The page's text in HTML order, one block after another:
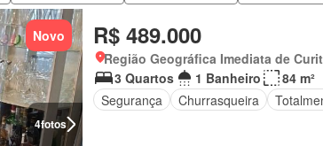
4fotos
Novo R$ 489.000
Região Geográfica Imediata de
3 Quartos
1 Banheiro
84 m²
Segurança
Churrasqueira